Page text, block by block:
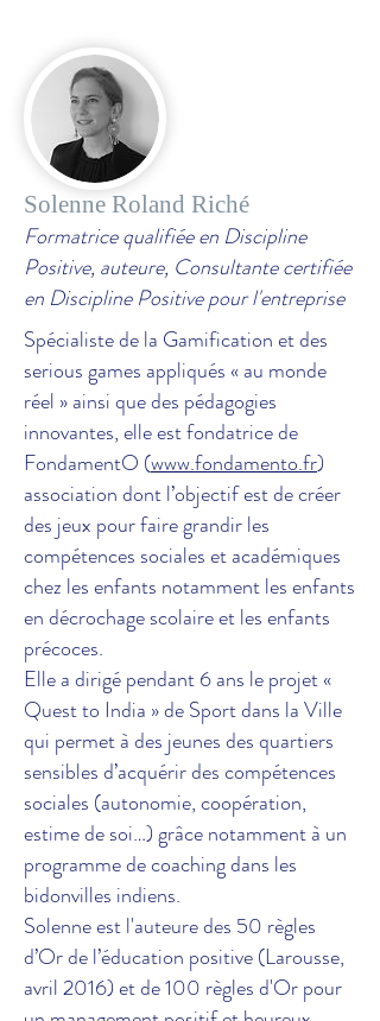
Solenne Roland Riché
Formatrice qualifiée en Discipline
Positive, auteure, Consultante certifiée
en Discipline Positive pour l'entreprise
Spécialiste de la Gamification et des
serious games appliqués « au monde
réel » ainsi que des pédagogies
innovantes, elle est fondatrice de
FondamentO (www.fondamento.fr)
association dont l’objectif est de créer
des jeux pour faire grandir les
compétences sociales et académiques
chez les enfants notamment les enfants
en décrochage scolaire et les enfants
précoces.
Elle a dirigé pendant 6 ans le projet «
Quest to India » de Sport dans la Ville
qui permet à des jeunes des quartiers
sensibles d’acquérir des compétences
sociales (autonomie, coopération,
estime de soi…) grâce notamment à un
programme de coaching dans les
bidonvilles indiens.
Solenne est l'auteure des 50 règles
d’Or de l’éducation positive (Larousse,
avril 2016) et de 100 règles d'Or pour